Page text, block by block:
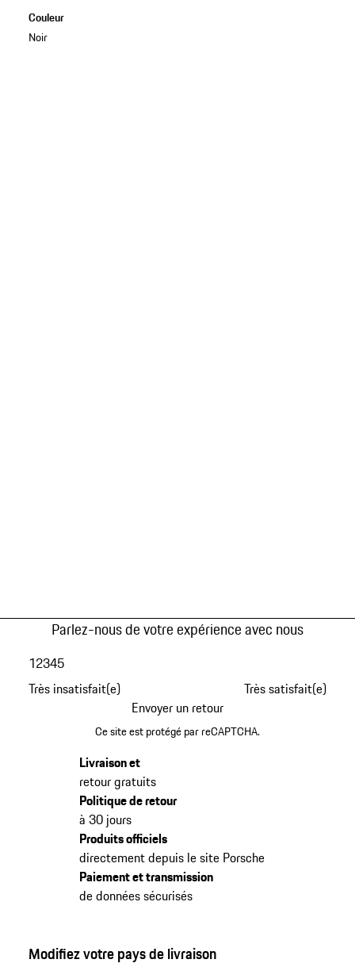
Couleur
Noir
Parlez-nous de votre expérience avec nous
Très insatisfait(e)
12345
Très satisfait(e)
Envoyer un retour
Ce site est protégé par reCAPTCHA.
Livraison et
retour gratuits
Politique de retour
à 30 jours
Produits officiels
directement depuis le site Porsche
Paiement et transmission
de données sécurisés
Modifiez votre pays de livraison